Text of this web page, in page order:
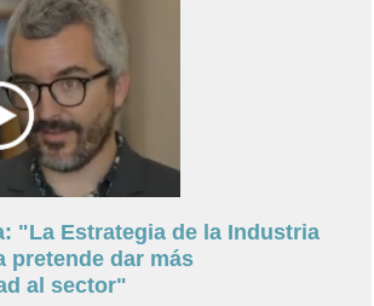
"La Estrategia de la Industria
pretende dar más
al sector"